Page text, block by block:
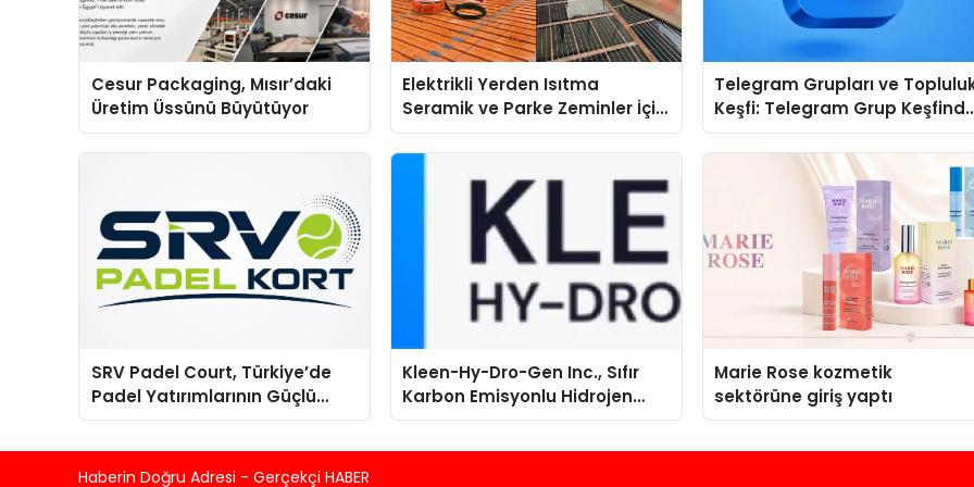
Cesur Packaging, Mısır’daki
Üretim Üssünü Büyütüyor
Elektrikli Yerden Isıtma
Seramik ve Parke Zeminler İçin
En Verimli Çözümler
Telegram Grupları ve
Keşfi: Telegram Grup
Yeni Kullanıcılar İçin Kolaylık
SRV Padel Court, Türkiye’de
Padel Yatırımlarının Güçlü
Markası Olmayı Sürdürüyor
Kleen-Hy-Dro-Gen Inc., Sıfır
Karbon Emisyonlu Hidrojen
Isıtma Teknolojisinde ISO ve
Marie Rose kozmetik
sektörüne giriş yaptı
Haberin Doğru Adresi - Gerçekçi HABER